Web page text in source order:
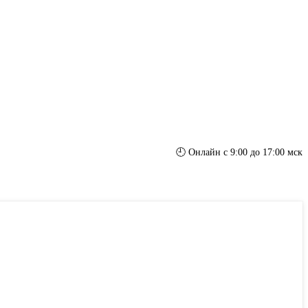
🕘 Онлайн с 9:00 до 17:00 мск